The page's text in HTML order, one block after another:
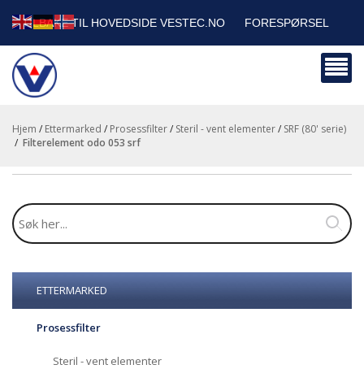
TILBAKE TIL HOVEDSIDE VESTEC.NO FORESPØRSEL
HANDLEVOGN
BEDRIFTSKUNDER
Hjem / Ettermarked / Prosessfilter/ Steril - vent elementer/ SRF (80' serie)
/
filterelement odo 053 srf
ETTERMARKED
Prosessfilter
Steril - vent elementer